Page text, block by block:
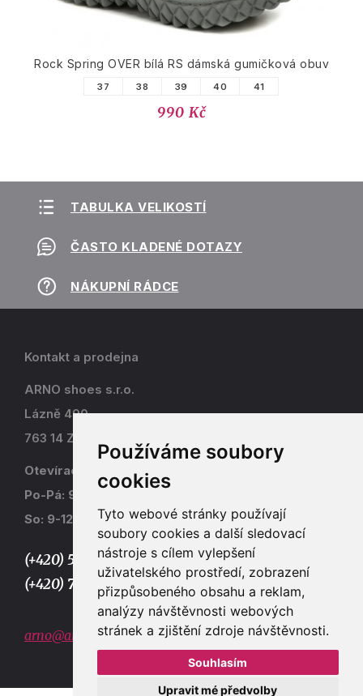
Používáme soubory
cookies
Tyto webové stránky používají
soubory cookies a další sledovací
nástroje s cílem vylepšení
uživatelského prostředí, zobrazení
přizpůsobeného obsahu a reklam,
analýzy návštěvnosti webových
stránek a zjištění zdroje návštěvnosti.
Souhlasím
Upravit mé předvolby
Rock Spring OVER bílá RS dámská gumičková obuv
37 38 39 40 41
990 Kč
TABULKA VELIKOSTÍ
ČASTO KLADENÉ DOTAZY
NÁKUPNÍ RÁDCE
Kontakt a prodejna
ARNO shoes s.r.o.
Lázně 490
763 14 Zlín - Kostelec
Otevírací doba
Po-Pá: 9-17
So: 9-12
(+420) 577 915 036,
(+420) 773 667 390
arno@arno.cz